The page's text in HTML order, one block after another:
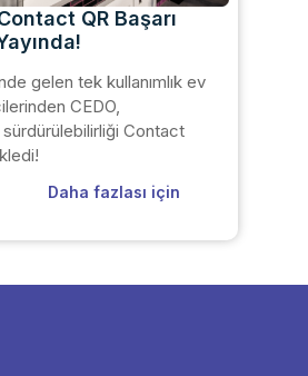
QR Başarı
gelen tek kullanımlık ev
CEDO,
Contact
Daha fazlası için